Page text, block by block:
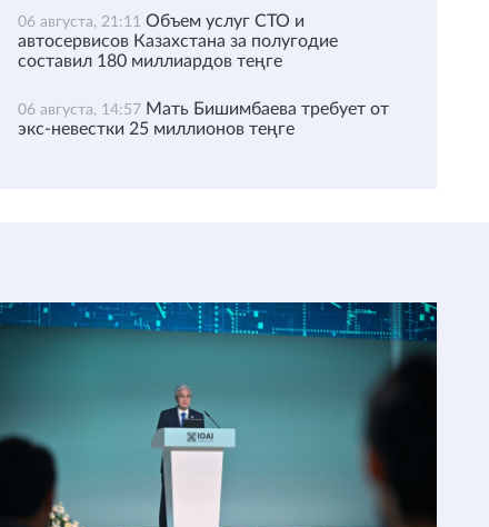
06 августа, 21:11 Объем услуг СТО и
автосервисов Казахстана за полугодие
составил 180 миллиардов теңге
06 августа, 14:57 Мать Бишимбаева требует от
экс-невестки 25 миллионов теңге